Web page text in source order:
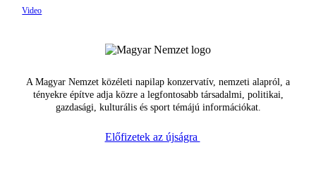
A Magyar Nemzet közéleti napilap konzervatív, nemzeti alapról, a
tényekre építve adja közre a legfontosabb társadalmi, politikai,
gazdasági, kulturális és sport témájú információkat.
Előfizetek az újságra